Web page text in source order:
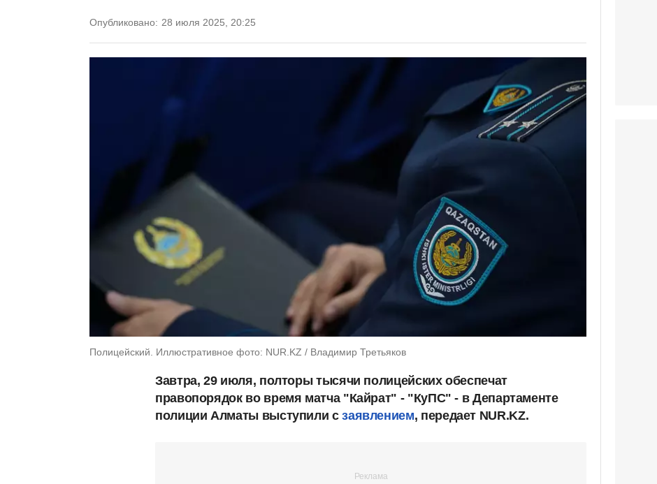
Опубликовано: 28 июля 2025, 20:25
Полицейский. Иллюстративное фото: NUR.KZ / Владимир Третьяков
Завтра, 29 июля, полторы тысячи полицейских обеспечат
правопорядок во время матча "Кайрат" - "КуПС" - в Департаменте
полиции Алматы выступили сзаявлением, передает NUR.KZ.